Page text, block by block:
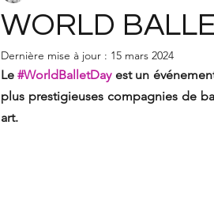
WORLD
Dernière mise à jour : 15 mars 2024
Le #WorldBalletDay est un
plus prestigieuses compagnies de
art.